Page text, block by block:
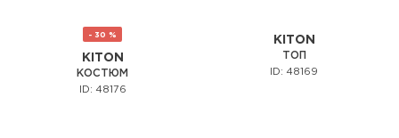
- 30 %
KITON
КОСТЮМ
ID: 48176
KITON
ТОП
ID: 48169